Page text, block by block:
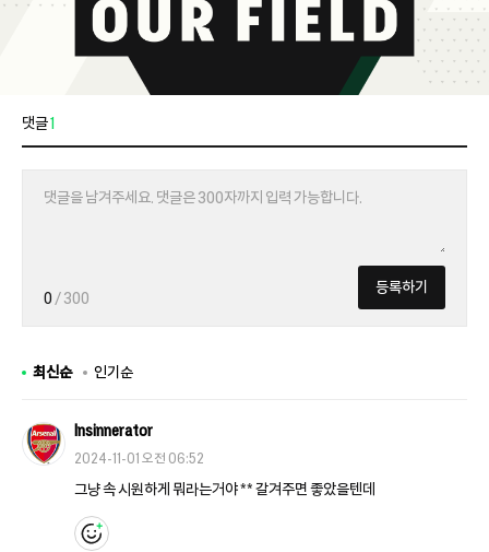
댓글1
0 / 300
등록하기
최신순 인기순
Insinnerator
2024-11-01 오전 06:52
그냥 속 시원하게 뭐라는거야 ** 갈겨주면 좋았을텐데